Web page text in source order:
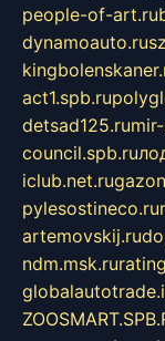
people-of-art.ru
dynamoauto.ru
act1.spb.ru
detsad125.ru
council.spb.ru
iclub.net.ru
pylesostineco.ru
artemovskij.ru
ndm.msk.ru